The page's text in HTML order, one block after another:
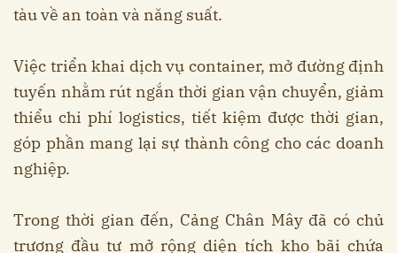
tàu về an toàn và năng suất.
Việc triển khai dịch vụ container, mở đường định
tuyến nhằm rút ngắn thời gian vận chuyển, giảm
thiểu chi phí logistics, tiết kiệm được thời gian,
góp phần mang lại sự thành công cho các doanh
nghiệp.
Trong thời gian đến, Cảng Chân Mây đã có chủ
trương đầu tư mở rộng diện tích kho bãi chứa